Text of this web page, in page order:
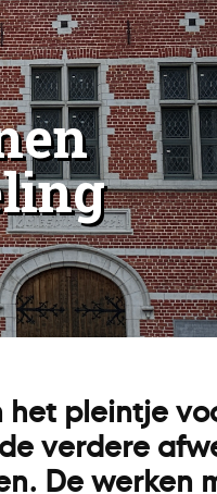
pleintje
verdere
De werken